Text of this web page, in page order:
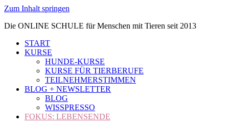
Zum Inhalt springen
Die ONLINE SCHULE für Menschen mit Tieren seit 2013
START
KURSE
HUNDE-KURSE
KURSE FÜR TIERBERUFE
TEILNEHMERSTIMMEN
BLOG + NEWSLETTER
BLOG
WISSPRESSO
FOKUS: LEBENSENDE